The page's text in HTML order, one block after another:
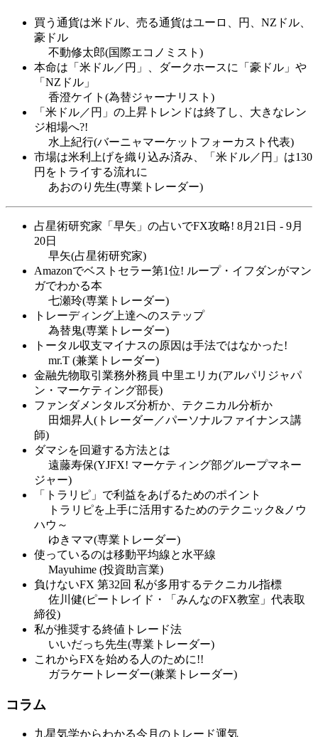
買う通貨は米ドル、売る通貨はユーロ、円、NZドル、
豪ドル
不動修太郎(国際エコノミスト)
本命は「米ドル／円」、ダークホースに「豪ドル」や
「NZドル」
香澄ケイト(為替ジャーナリスト)
「米ドル／円」の上昇トレンドは終了し、大きなレン
ジ相場へ?!
水上紀行(バーニャマーケットフォーカスト代表)
市場は米利上げを織り込み済み、「米ドル／円」は130
円をトライする流れに
あおのり先生(専業トレーダー)
占星術研究家「早矢」の占いでFX攻略! 8月21日 - 9月
20日
早矢(占星術研究家)
Amazonでベストセラー第1位! ループ・イフダンがマン
ガでわかる本
七瀬玲(専業トレーダー)
トレーディング上達へのステップ
為替鬼(専業トレーダー)
トータル収支マイナスの原因は手法ではなかった!
mr.T (兼業トレーダー)
金融先物取引業務外務員 中里エリカ(アルパリジャパ
ン・マーケティング部長)
ファンダメンタルズ分析か、テクニカル分析か
田畑昇人(トレーダー／パーソナルファイナンス講
師)
ダマシを回避する方法とは
遠藤寿保(YJFX! マーケティング部グループマネー
ジャー)
「トラリピ」で利益をあげるためのポイント
トラリピを上手に活用するためのテクニック&ノウ
ハウ～
ゆきママ(専業トレーダー)
使っているのは移動平均線と水平線
Mayuhime (投資助言業)
負けないFX 第32回 私が多用するテクニカル指標
佐川健(ピートレイド・「みんなのFX教室」代表取
締役)
私が推奨する終値トレード法
いいだっち先生(専業トレーダー)
これからFXを始める人のために!!
ガラケートレーダー(兼業トレーダー)
コラム
九星気学からわかる今月のトレード運気